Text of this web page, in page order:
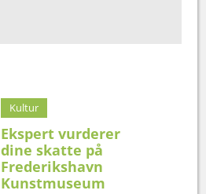
Kultur
Ekspert vurderer
dine skatte på
Frederikshavn
Kunstmuseum